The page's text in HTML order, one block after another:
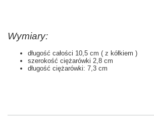
Wymiary:
długość całości 10,5 cm ( z kółkiem )
szerokość ciężarówki 2,8 cm
długość ciężarówki: 7,3 cm